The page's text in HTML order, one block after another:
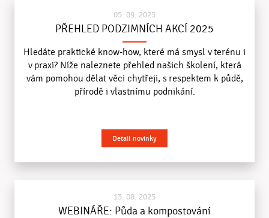
05. 09. 2025
PŘEHLED PODZIMNÍCH AKCÍ 2025
Hledáte praktické know-how, které má smysl v terénu i
v praxi? Níže naleznete přehled našich školení, která
vám pomohou dělat věci chytřeji, s respektem k půdě,
přírodě i vlastnímu podnikání.
Detail novinky
13. 08. 2025
WEBINÁŘE: Půda a kompostování